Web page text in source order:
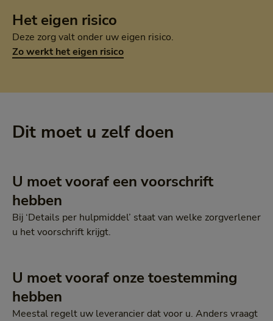
Het eigen risico
Deze zorg valt onder uw eigen risico.
Zo werkt het eigen risico
Dit moet u zelf doen
U moet vooraf een voorschrift
hebben
Bij ‘Details per hulpmiddel’ staat van welke zorgverlener
u het voorschrift krijgt.
U moet vooraf onze toestemming
hebben
Meestal regelt uw leverancier dat voor u. Anders vraagt